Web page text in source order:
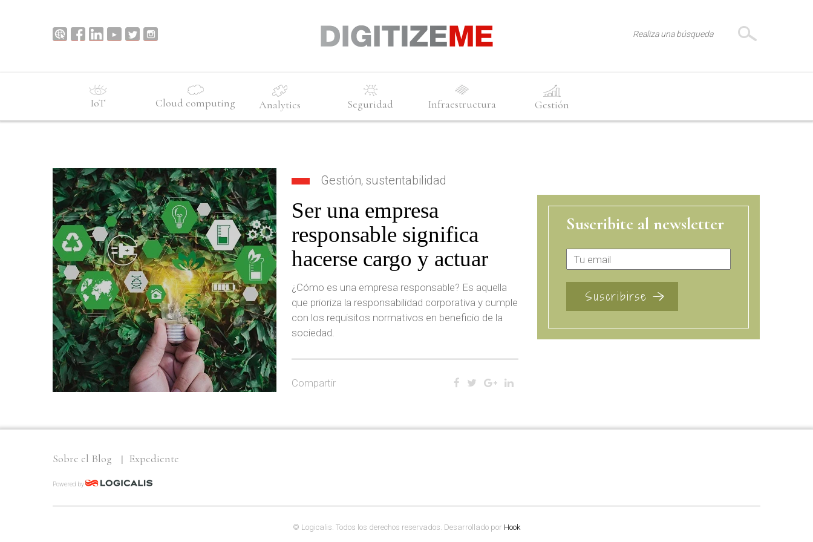
IoT Cloud computing Analytics Seguridad Infraestructura Gestión
Gestión, sustentabilidad
Ser una empresa
responsable significa
hacerse cargo y actuar
¿Cómo es una empresa responsable? Es aquella
que prioriza la responsabilidad corporativa y cumple
con los requisitos normativos en beneficio de la
sociedad.
Compartir
Suscribite al newsletter
Sobre el Blog Expediente
Powered by
© Logicalis. Todos los derechos reservados. Desarrollado por Hook